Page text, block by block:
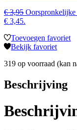
€3,95
€ 3,45.
Toevoegen favoriet
Bekijk favoriet
319 op voorraad (kan
Beschrijving